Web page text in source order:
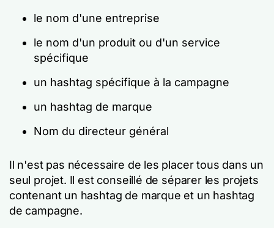
le nom d'une entreprise
le nom d'un produit ou d'un service
spécifique
un hashtag spécifique à la campagne
un hashtag de marque
Nom du directeur général
Il n'est pas nécessaire de les placer tous dans un
seul projet. Il est conseillé de séparer les projets
contenant un hashtag de marque et un hashtag
de campagne.